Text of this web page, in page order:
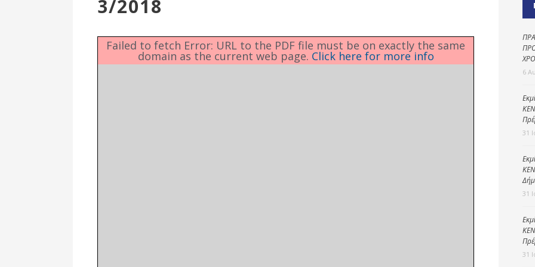
Ενότητες
Δημοτική
αστυνομία
3/2018
Failed to fetch Error: URL to the PDF file must be on exactly the same
domain as the current web page. Click here for more info
6
31
31
31